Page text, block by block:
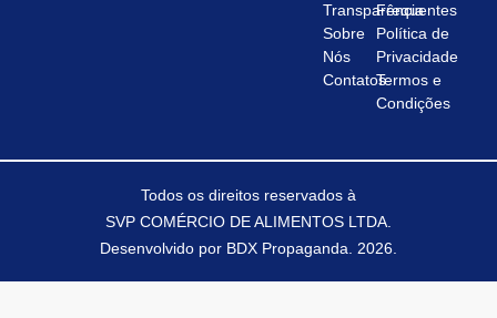
Transparência
Sobre
Nós
Contatos
Frequentes
Política de
Privacidade
Termos e
Condições
Todos os direitos reservados à
SVP COMÉRCIO DE ALIMENTOS LTDA.
Desenvolvido por BDX Propaganda . 2026.